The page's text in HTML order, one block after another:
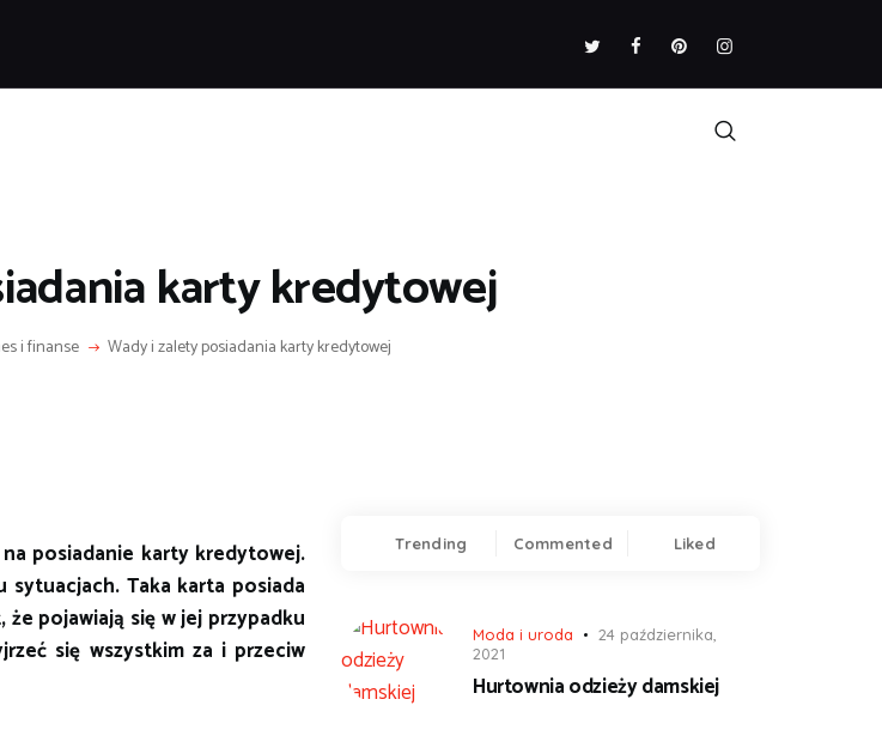
karty kredytowej
i finanse Wady i zalety posiadania karty kredytowej
posiadanie karty kredytowej.
Taka karta posiada
pojawiają się w jej przypadku
się wszystkim za i przeciw
Trending Commented Liked
Moda i uroda
24 października,
2021
Hurtownia odzieży damskiej